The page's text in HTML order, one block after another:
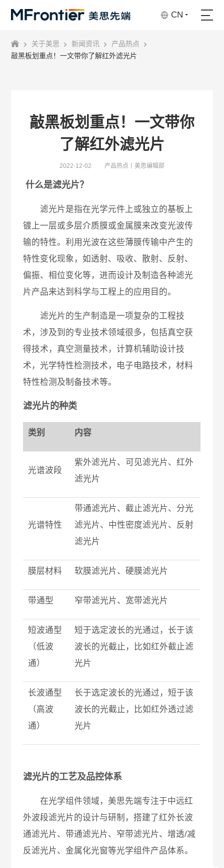
CN
关于美思 新闻资讯
产品热点
敲黑板划重点！一文带你了解红外滤光片
敲黑板划重点！一文带你
了解红外滤光片
2022-12-02 产品热点丨美思编辑部
什么是滤光片？
滤光片是指在光学元件上或独立的基板上
镀上一层或多层介质膜或金属膜来改变光波传
输的特性。利用光波在这些薄膜传输中产生的
特性变化现象，如透射、吸收、散射、反射、
偏振、相位变化等，进而设计及制造各种滤光
片产品来达到科学与工程上的应用目的。
滤光片的生产制造是一项复杂的工程技
术，涉及到的专业技术领域很多，包括真空获
得技术，真空测量技术，计算机辅助设计技
术，光学特性检测技术，电子电路技术，材料
特性检测及制备技术等。
滤光片的种类
类别 内容
光谱波段
紫外滤光片、可见滤光片、红外
滤光片
光谱特性
带通滤光片、截止滤光片、分光
滤光片、中性密度滤光片、反射
滤光片
膜层材料 软膜滤光片、硬膜滤光片
带通型 窄带滤光片、宽带滤光片
短波通型
（低波
通）
短于选定波长的光通过，长于该
波长的光截止，比如红外截止滤
光片
长波通型
（高波
通）
长于选定波长的光通过，短于该
波长的光截止，比如红外透过滤
光片
滤光片的工艺及品控体系
在光学组件领域，美思先端专注于中远红
外波段滤光片的设计与研制，搭建了红外长波
通滤光片、带通滤光片、窄带滤光片、增透/减
反滤光片、金属化光窗等光学组件产品体系。